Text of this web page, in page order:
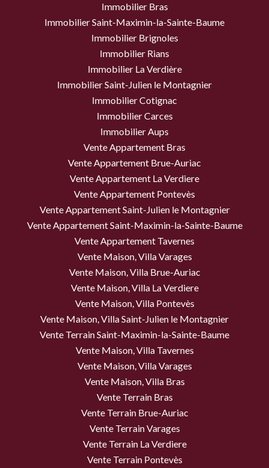
Immobilier Bras
Immobilier Saint-Maximin-la-Sainte-Baume
Immobilier Brignoles
Immobilier Rians
Immobilier La Verdière
Immobilier Saint-Julien le Montagnier
Immobilier Cotignac
Immobilier Carces
Immobilier Aups
Vente Appartement Bras
Vente Appartement Brue-Auriac
Vente Appartement La Verdiere
Vente Appartement Pontevès
Vente Appartement Saint-Julien le Montagnier
Vente Appartement Saint-Maximin-la-Sainte-Baume
Vente Appartement Tavernes
Vente Maison, Villa Varages
Vente Maison, Villa Brue-Auriac
Vente Maison, Villa La Verdiere
Vente Maison, Villa Pontevès
Vente Maison, Villa Saint-Julien le Montagnier
Vente Terrain Saint-Maximin-la-Sainte-Baume
Vente Maison, Villa Tavernes
Vente Maison, Villa Varages
Vente Maison, Villa Bras
Vente Terrain Bras
Vente Terrain Brue-Auriac
Vente Terrain Varages
Vente Terrain La Verdiere
Vente Terrain Pontevès